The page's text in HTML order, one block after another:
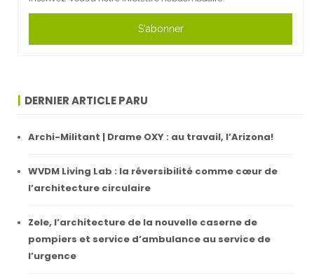
S'abonner
DERNIER ARTICLE PARU
Archi-Militant | Drame OXY : au travail, l’Arizona!
WVDM Living Lab : la réversibilité comme cœur de
l’architecture circulaire
Zele, l’architecture de la nouvelle caserne de
pompiers et service d’ambulance au service de
l’urgence